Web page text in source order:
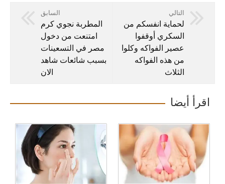
التالي
لحماية انفسكم من
السكري أوقفوا
عصير الفواكه وكلوا
من هذه الفواكه
الثلاث
السابق
المطربة نجوي كرم
امتنعت من دخول
مصر في التسعينات
بسبب شائعات شاهد
الان
اقرأ أيضا